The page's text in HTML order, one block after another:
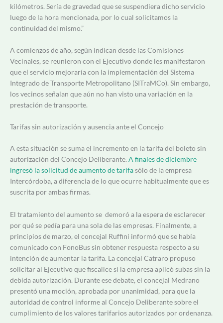
kilómetros. Sería de gravedad que se suspendiera dicho servicio
luego de la hora mencionada, por lo cual solicitamos la
continuidad del mismo.”
A comienzos de año, según indican desde las Comisiones
Vecinales, se reunieron con el Ejecutivo donde les manifestaron
que el servicio mejoraría con la implementación del Sistema
Integrado de Transporte Metropolitano (SITraMCo). Sin embargo,
los vecinos señalan que aún no han visto una variación en la
prestación de transporte.
Tarifas sin autorización y ausencia ante el Concejo
A esta situación se suma el incremento en la tarifa del boleto sin
autorización del Concejo Deliberante. A finales de diciembre
ingresó la solicitud de aumento de tarifasólo de la empresa
Intercórdoba, a diferencia de lo que ocurre habitualmente que es
suscrita por ambas firmas.
El tratamiento del aumento se demoró a la espera de esclarecer
por qué se pedía para una sola de las empresas. Finalmente, a
principios de marzo, el concejal Ruffini informó que se había
comunicado con FonoBus sin obtener respuesta respecto a su
intención de aumentar la tarifa. La concejal Catraro propuso
solicitar al Ejecutivo que fiscalice si la empresa aplicó subas sin la
debida autorización. Durante ese debate, el concejal Medrano
presentó una moción, aprobada por unanimidad, para que la
autoridad de control informe al Concejo Deliberante sobre el
cumplimiento de los valores tarifarios autorizados por ordenanza.